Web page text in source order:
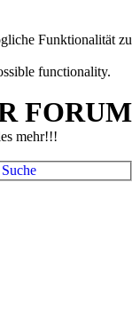
Funktionalität zu
functionality.
FORUM
mehr!!!